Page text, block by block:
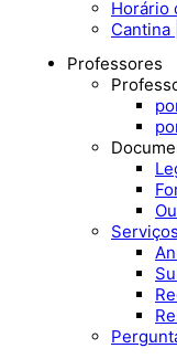
Horário
Cantina
Professores